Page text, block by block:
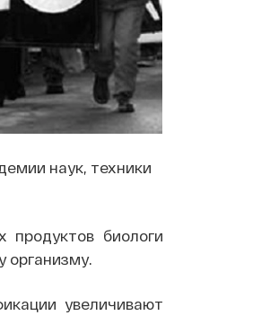
наук, техники
продуктов биологи
организму.
увеличивают